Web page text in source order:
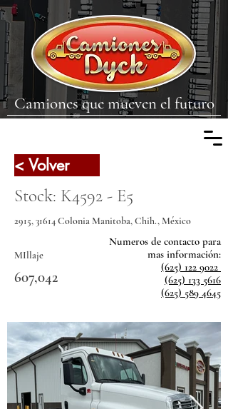
Camiones que mueven el futuro
< Volver
Stock: K4592 - E5
2915, 31614 Colonia Manitoba, Chih., México
MIllaje
607,042
Numeros de contacto para
mas información:
(625) 122 9022
(625) 133 5616
(625) 589 4645